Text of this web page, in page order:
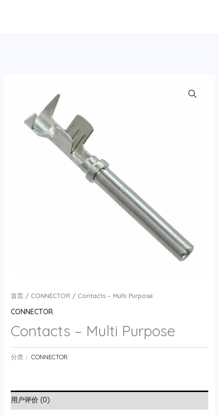
首页/ CONNECTOR / Contacts – Multi Purpose
CONNECTOR
Contacts – Multi Purpose
分类： CONNECTOR
用户评价 (0)